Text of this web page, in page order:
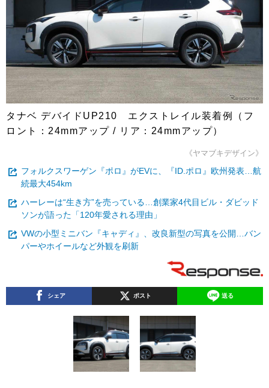
タナベ デバイドUP210 エクストレイル装着例（フ
ロント：24mmアップ / リア：24mmアップ）
《ヤマブキデザイン》
フォルクスワーゲン『ポロ』がEVに、『ID.ポロ』欧州発表…航
続最大454km
ハーレーは“生き方”を売っている…創業家4代目ビル・ダビッド
ソンが語った「120年愛される理由」
VWの小型ミニバン『キャディ』、改良新型の写真を公開…バン
パーやホイールなど外観を刷新
シェア ポスト 送る